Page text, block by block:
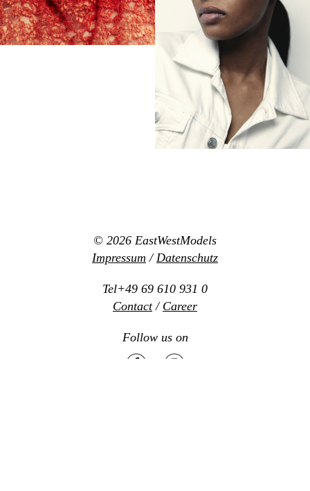
© 2026 EastWestModels
Impressum /Datenschutz
Tel+49 69 610 931 0
Contact/ Career
Follow us on